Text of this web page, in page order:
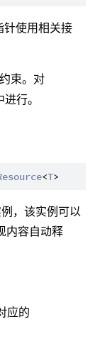
针使用相关接
约束。对
行。
<T
，该实例可以
内容自动释
应的